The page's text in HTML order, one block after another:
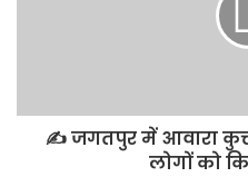
✍️ जगतपुर में आवारा
लोगों को